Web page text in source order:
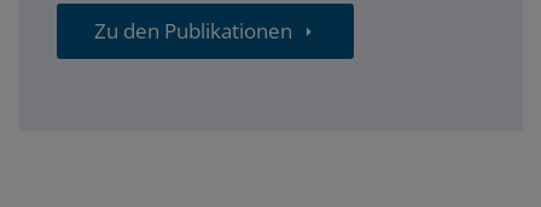
Zu den Publikationen